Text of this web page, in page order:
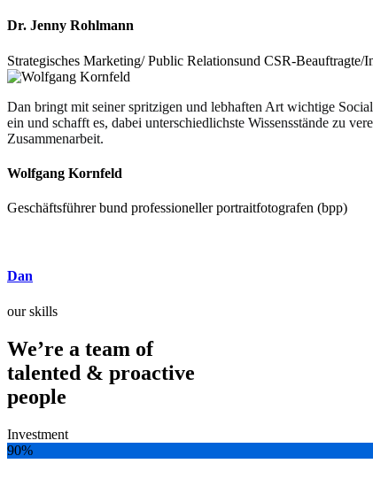
Dr. Jenny Rohlmann
Strategisches Marketing/ Public Relationsund CSR-Beauftragte/
Dan bringt mit seiner spritzigen und lebhaften Art wichtige
ein und schafft es, dabei unterschiedlichste Wissensstände zu
Zusammenarbeit.
Wolfgang Kornfeld
Geschäftsführer bund professioneller portraitfotografen (bpp)
Dan
our skills
We’re a team of
talented & proactive
people
Investment
90%